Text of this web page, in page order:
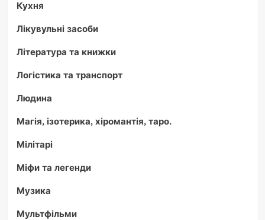
Кухня
Лікувульні засоби
Література та книжки
Логістика та транспорт
Людина
Магія, ізотерика, хіромантія, таро.
Мілітарі
Міфи та легенди
Музика
Мультфільми